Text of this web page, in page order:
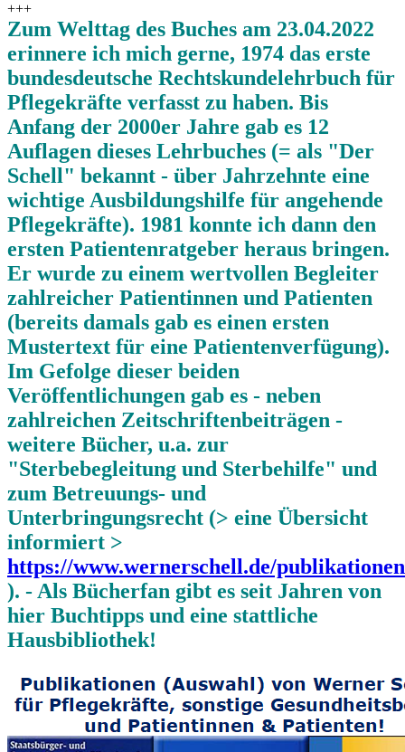
+++
Zum Welttag des Buches am 23.04.2022
erinnere ich mich gerne, 1974 das erste
bundesdeutsche Rechtskundelehrbuch für
Pflegekräfte verfasst zu haben. Bis
Anfang der 2000er Jahre gab es 12
Auflagen dieses Lehrbuches (= als "Der
Schell" bekannt - über Jahrzehnte eine
wichtige Ausbildungshilfe für angehende
Pflegekräfte). 1981 konnte ich dann den
ersten Patientenratgeber heraus bringen.
Er wurde zu einem wertvollen Begleiter
zahlreicher Patientinnen und Patienten
(bereits damals gab es einen ersten
Mustertext für eine Patientenverfügung).
Im Gefolge dieser beiden
Veröffentlichungen gab es - neben
zahlreichen Zeitschriftenbeiträgen -
weitere Bücher, u.a. zur
"Sterbebegleitung und Sterbehilfe" und
zum Betreuungs- und
Unterbringungsrecht (> eine Übersicht
informiert >
https://www.wernerschell.de/
). - Als Bücherfan gibt es seit Jahren von
hier Buchtipps und eine stattliche
Hausbibliothek!